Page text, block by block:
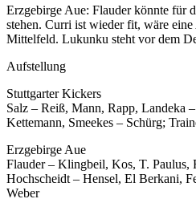
Erzgebirge Aue: Flauder könnte für
stehen. Curri ist wieder fit, wäre
Mittelfeld. Lukunku steht vor dem
Aufstellung
Stuttgarter Kickers
Salz – Reiß, Mann, Rapp, Landeka
Kettemann, Smeekes – Schürg;
Erzgebirge Aue
Flauder – Klingbeil, Kos, T. Paulus,
Hochscheidt – Hensel, El Berkani,
Weber